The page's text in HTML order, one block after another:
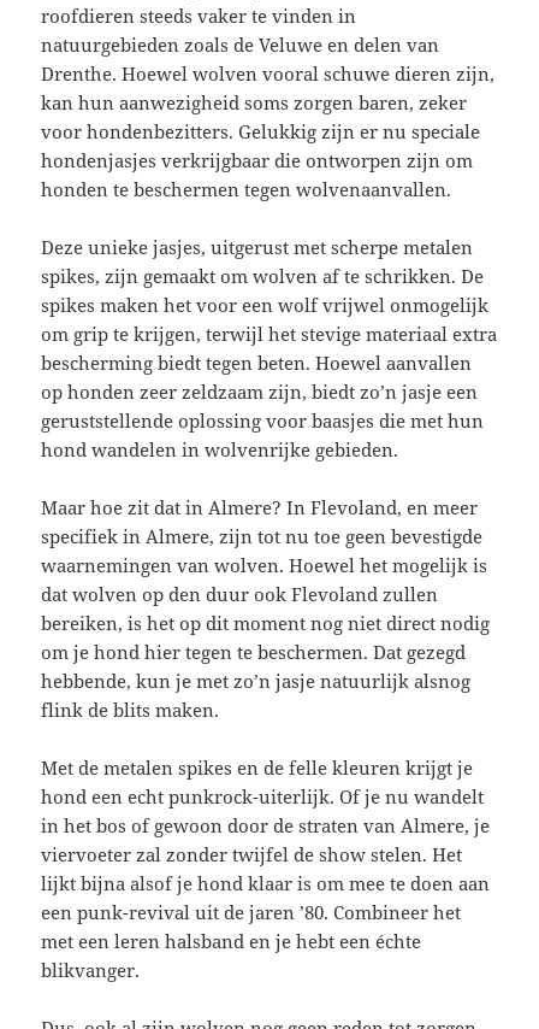
roofdieren steeds vaker te vinden in
natuurgebieden zoals de Veluwe en delen van
Drenthe. Hoewel wolven vooral schuwe dieren zijn,
kan hun aanwezigheid soms zorgen baren, zeker
voor hondenbezitters. Gelukkig zijn er nu speciale
hondenjasjes verkrijgbaar die ontworpen zijn om
honden te beschermen tegen wolvenaanvallen.
Deze unieke jasjes, uitgerust met scherpe metalen
spikes, zijn gemaakt om wolven af te schrikken. De
spikes maken het voor een wolf vrijwel onmogelijk
om grip te krijgen, terwijl het stevige materiaal extra
bescherming biedt tegen beten. Hoewel aanvallen
op honden zeer zeldzaam zijn, biedt zo’n jasje een
geruststellende oplossing voor baasjes die met hun
hond wandelen in wolvenrijke gebieden.
Maar hoe zit dat in Almere? In Flevoland, en meer
specifiek in Almere, zijn tot nu toe geen bevestigde
waarnemingen van wolven. Hoewel het mogelijk is
dat wolven op den duur ook Flevoland zullen
bereiken, is het op dit moment nog niet direct nodig
om je hond hier tegen te beschermen. Dat gezegd
hebbende, kun je met zo’n jasje natuurlijk alsnog
flink de blits maken.
Met de metalen spikes en de felle kleuren krijgt je
hond een echt punkrock-uiterlijk. Of je nu wandelt
in het bos of gewoon door de straten van Almere, je
viervoeter zal zonder twijfel de show stelen. Het
lijkt bijna alsof je hond klaar is om mee te doen aan
een punk-revival uit de jaren ’80. Combineer het
met een leren halsband en je hebt een échte
blikvanger.